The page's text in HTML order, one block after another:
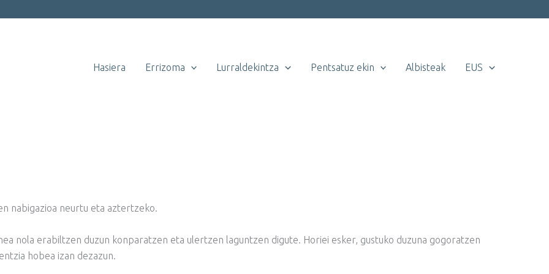
Hasiera Errizoma Lurraldekintza Pentsatuz ekin Albisteak EUS
nabigazioa neurtu eta aztertzeko.
nola erabiltzen duzun konparatzen eta ulertzen laguntzen digute. Horiei esker, gustuko duzuna gogoratzen
hobea izan dezazun.